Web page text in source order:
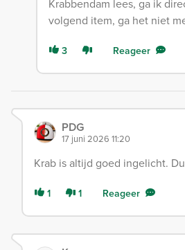
Krabbendam lees, ga ik
volgend item, ga het niet
3 Reageer
PDG
17 juni 2026 11:20
Krab is altijd goed ingelicht.
1 1 Reageer